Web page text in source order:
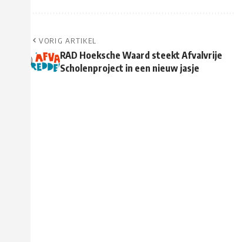
VORIG ARTIKEL
RAD Hoeksche Waard steekt Afvalvrije
Scholenproject in een nieuw jasje